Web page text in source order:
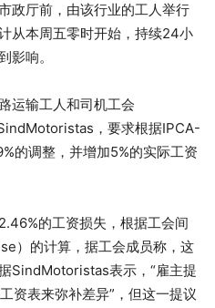
政厅前，由该行业的工人举行
从本周五零时开始，持续24小
影响。
运输工人和司机工会
，要求根据IPCA-
的调整，并增加5%的实际工资
的工资损失，根据工会间
）的计算，据工会成员称，这
SindMotoristas表示，“雇主提
资表来弥补差异”，但这一提议